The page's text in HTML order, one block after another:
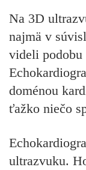
Na 3D
najmä v
videli podobu
doménou
ťažko niečo
ultrazvuku.